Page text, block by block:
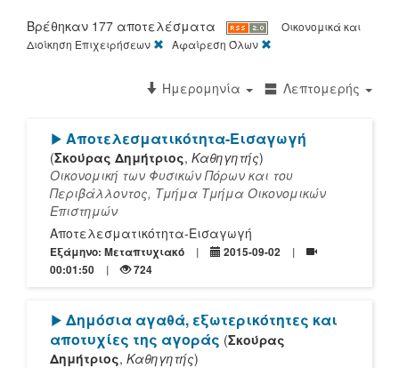
Βρέθηκαν 177 αποτελέσματα
Οικονομικά και
Διοίκηση Επιχειρήσεων
[X]Αφαίρεση Όλων
Λεπτομερής
Ημερομηνία
[Play]
Αποτελεσματικότητα-Εισαγωγή
(Σκούρας Δημήτριος, Καθηγητής)
Οικονομική των Φυσικών Πόρων και του
Περιβάλλοντος, Τμήμα Τμήμα Οικονομικών
Επιστημών
Αποτελεσματικότητα-Εισαγωγή
Εξάμηνο: Μεταπτυχιακό
2015-09-02
00:01:50
724
[Play]
Δημόσια αγαθά, εξωτερικότητες και
αποτυχίες της αγοράς (Σκούρας
Δημήτριος, Καθηγητής)